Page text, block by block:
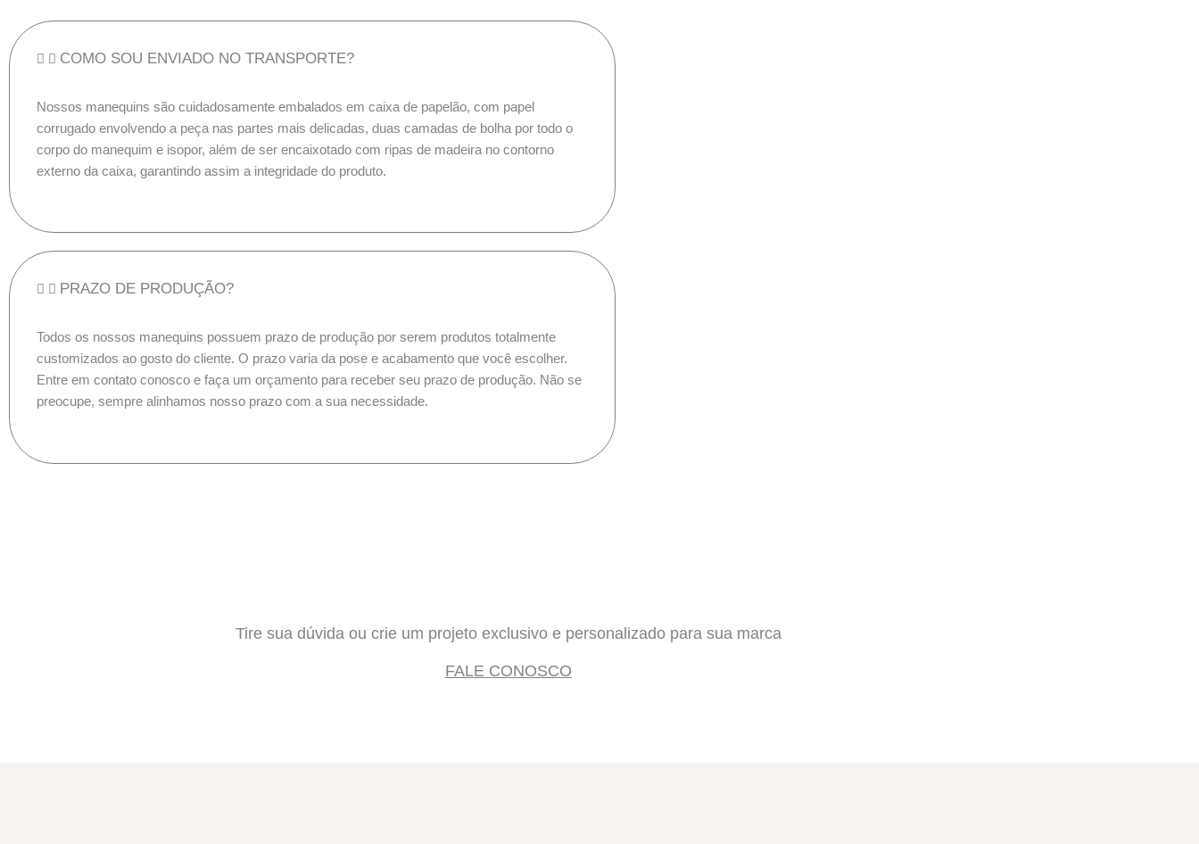
COMO SOU ENVIADO NO TRANSPORTE?
Nossos manequins são cuidadosamente embalados em caixa de papelão, com papel
corrugado envolvendo a peça nas partes mais delicadas, duas camadas de bolha por todo o
corpo do manequim e isopor, além de ser encaixotado com ripas de madeira no contorno
externo da caixa, garantindo assim a integridade do produto.
PRAZO DE PRODUÇÃO?
Todos os nossos manequins possuem prazo de produção por serem produtos totalmente
customizados ao gosto do cliente. O prazo varia da pose e acabamento que você escolher.
Entre em contato conosco e faça um orçamento para receber seu prazo de produção. Não se
preocupe, sempre alinhamos nosso prazo com a sua necessidade.
Tire sua dúvida ou crie um projeto exclusivo e personalizado para sua marca
FALE CONOSCO